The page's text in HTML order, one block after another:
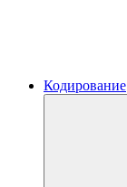
Кодирование